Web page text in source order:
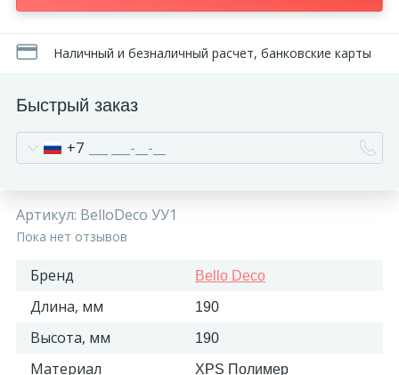
Наличный и безналичный расчет, банковские карты
Быстрый заказ
+7
Артикул: BelloDeco УУ1
Пока нет отзывов
Бренд Bello Deco
Длина, мм 190
Высота, мм 190
Материал XPS Полимер
Сотрудничество